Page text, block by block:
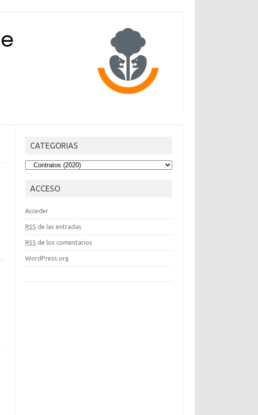
CATEGORIAS
CATEGORIAS
ACCESO
Acceder
RSS de las entradas
RSS de los comentarios
WordPress.org